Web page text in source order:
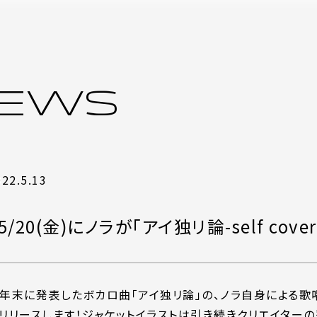
20(金)にノラが「アイ独リ論-self
末に発表したボカロ曲「アイ独リ論」の、ノラ自身による